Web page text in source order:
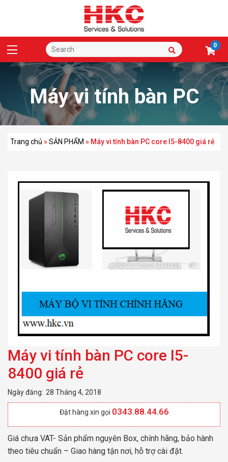
0
Máy vi tính bàn PC
core I5-8400 giá rẻ
Trang chủ »SẢN PHẨM » Máy vi tính bàn PC core I5-8400 giá rẻ
Máy vi tính bàn PC core I5-
8400 giá rẻ
Ngày đăng: 28 Tháng 4, 2018
Đặt hàng xin gọi 0343.88.44.66
Giá chưa VAT- Sản phẩm nguyên Box, chính hãng, bảo hành
theo tiêu chuẩn – Giao hàng tận nơi, hỗ trợ cài đặt.